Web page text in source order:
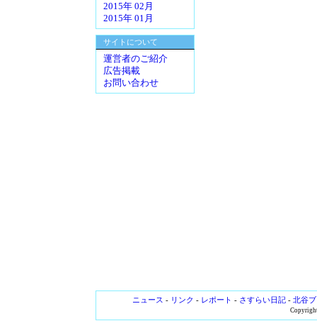
2015年 02月
2015年 01月
サイトについて
運営者のご紹介
広告掲載
お問い合わせ
ニュース - リンク - レポート - さすらい日記- 北谷